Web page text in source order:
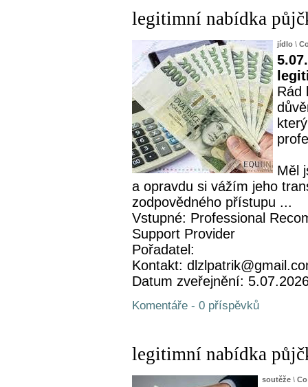
legitimní nabídka
jídlo \
Rád
Měl
a opravdu si vážím jeho
zodpovědného přístupu ...
Vstupné: Professional
Support Provider
Pořadatel:
Kontakt:
Datum zveřejnění:
Komentáře - 0 příspěvků
legitimní nabídka
soutěže \